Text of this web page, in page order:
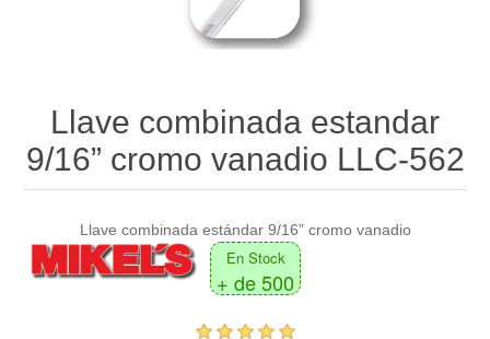
Llave combinada estandar
9/16” cromo vanadio LLC-562
Llave combinada estándar 9/16” cromo vanadio
En Stock
+ de 500